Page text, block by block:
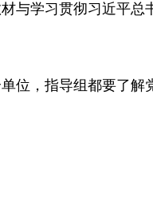
与学习贯彻习近平总
位，指导组都要了解